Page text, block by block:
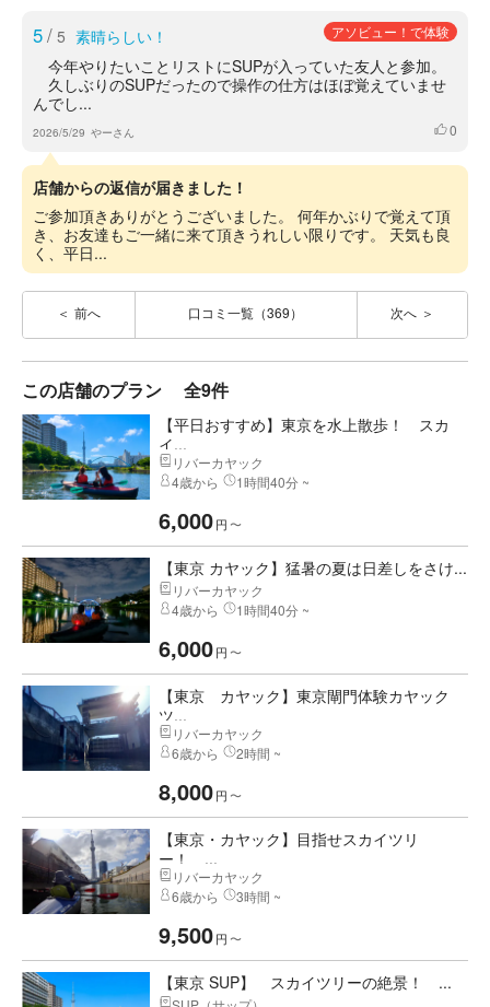
5/ 5 素晴らしい！ アソビュー！で体験
今年やりたいことリストにSUPが入っていた友人と参加。
久しぶりのSUPだったので操作の仕方はほぼ覚えていませ
んでし...
2026/5/29 やーさん いいね
0
店舗からの返信が届きました！
ご参加頂きありがとうございました。 何年かぶりで覚えて頂
き、お友達もご一緒に来て頂きうれしい限りです。 天気も良
く、平日...
前へ 口コミ一覧（369） 次へ
この店舗のプラン 全9件
【平日おすすめ】東京を水上散歩！ スカ
イ...
リバーカヤック
4歳から
1時間40分 ~
6,000円 〜
【東京 カヤック】猛暑の夏は日差しをさけ...
リバーカヤック
4歳から
1時間40分 ~
6,000円 〜
【東京 カヤック】東京閘門体験カヤック
ツ...
リバーカヤック
6歳から
2時間 ~
8,000円 〜
【東京・カヤック】目指せスカイツリ
ー！ ...
リバーカヤック
6歳から
3時間 ~
9,500円 〜
【東京 SUP】 スカイツリーの絶景！ ...